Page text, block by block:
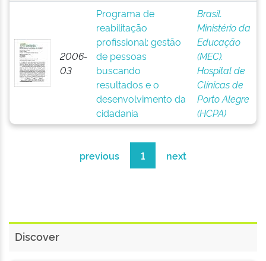
2006-
03
Programa de
reabilitação
profissional: gestão
de pessoas
buscando
resultados e o
desenvolvimento da
cidadania
Brasil.
Ministério da
Educação
(MEC).
Hospital de
Clínicas de
Porto Alegre
(HCPA)
previous 1 next
Discover